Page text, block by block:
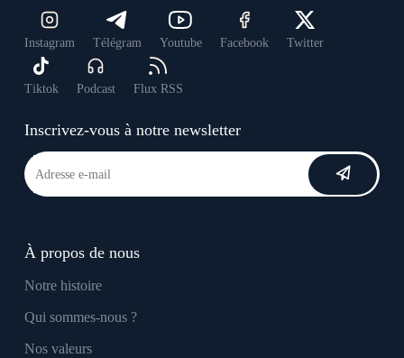
Instagram Télégram Youtube Facebook Twitter
Tiktok Podcast Flux RSS
Inscrivez-vous à notre newsletter
À propos de nous
Notre histoire
Qui sommes-nous ?
Nos valeurs